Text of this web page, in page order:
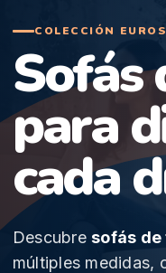
COLECCIÓN
Sofás
para
cada
Descubresofás de
múltiples medidas,